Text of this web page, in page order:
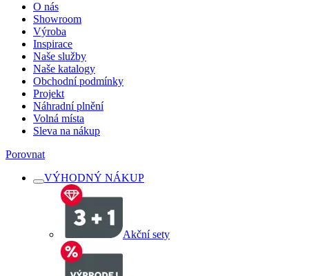
O nás
Showroom
Výroba
Inspirace
Naše služby
Naše katalogy
Obchodní podmínky
Projekt
Náhradní plnění
Volná místa
Sleva na nákup
Porovnat
VÝHODNÝ NÁKUP
Akční sety